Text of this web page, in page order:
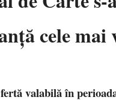
cele
valabilă în